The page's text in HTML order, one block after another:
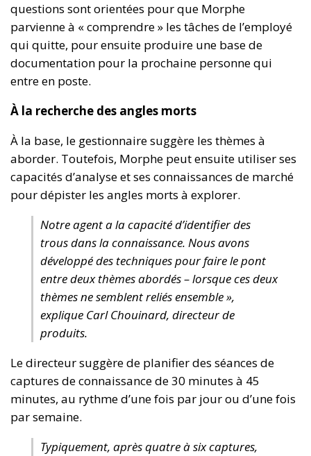
questions sont orientées pour que Morphe
parvienne à « comprendre » les tâches de l’employé
qui quitte, pour ensuite produire une base de
documentation pour la prochaine personne qui
entre en poste.
À la recherche des angles morts
À la base, le gestionnaire suggère les thèmes à
aborder. Toutefois, Morphe peut ensuite utiliser ses
capacités d’analyse et ses connaissances de marché
pour dépister les angles morts à explorer.
Notre agent a la capacité d’identifier des
trous dans la connaissance. Nous avons
développé des techniques pour faire le pont
entre deux thèmes abordés – lorsque ces deux
thèmes ne semblent reliés ensemble »,
explique Carl Chouinard, directeur de
produits.
Le directeur suggère de planifier des séances de
captures de connaissance de 30 minutes à 45
minutes, au rythme d’une fois par jour ou d’une fois
par semaine.
Typiquement, après quatre à six captures,